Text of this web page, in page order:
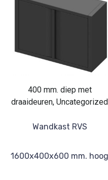
400 mm. diep met
draaideuren, Uncategorized
Wandkast RVS
1600x400x600 mm. hoog